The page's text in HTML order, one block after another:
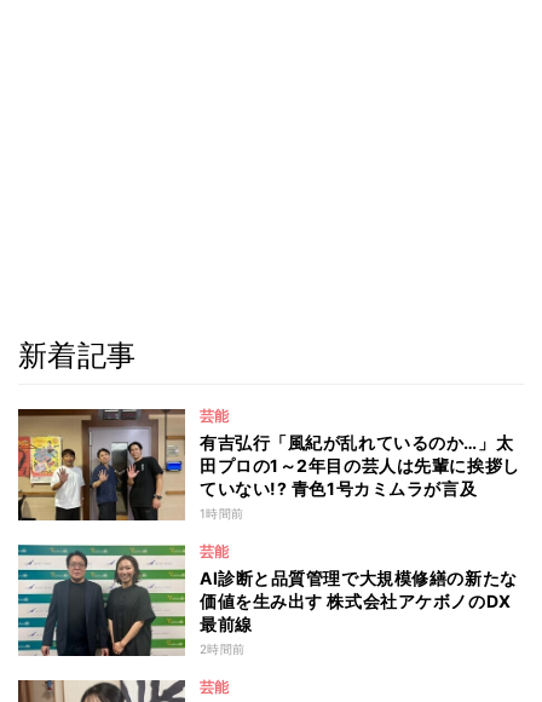
新着記事
芸能
有吉弘行「風紀が乱れているのか…」太
田プロの1～2年目の芸人は先輩に挨拶し
ていない!? 青色1号カミムラが言及
1時間前
芸能
AI診断と品質管理で大規模修繕の新たな
価値を生み出す 株式会社アケボノのDX
最前線
2時間前
芸能